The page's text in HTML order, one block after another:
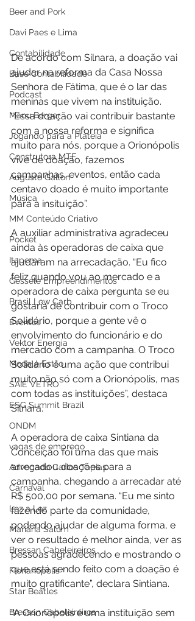
Beer and Pork
Davi Paes e Lima
Contabilidade
Base Contabilidade
Podcast
Manu Berger
Jogando para a Plateia
Construtora MTF
Augusto Gallon
Música
MM Conteúdo Criativo
Pocket
Itapema
Gessele Empreendimentos
Brasil Low Carb
Eventos
Vektor Energia
Moda e Estilo
SAIE VETRO
ESG Summit Brazil
ONDM
vagas de emprego
Advogado Carlos Tapias
Carnaval
Lez a Lez
Mariana Salum
Bressan Cabeleireiros
Florianópolis
Star Beatles
Bressan Cabeleireiros
De acordo com Silnara, a doação vai
ajudar na reforma da Casa Nossa
Senhora de Fátima, que é o lar das
meninas que vivem na instituição.
“Essa doação vai contribuir bastante
com a nossa reforma e significa
muito para nós, porque a Orionópolis
vive de doação, fazemos
campanhas, eventos, então cada
centavo doado é muito importante
para a insituição”.
A auxiliar administrativa agradeceu
ainda às operadoras de caixa que
ajudaram na arrecadação. “Eu fico
feliz quando vou ao mercado e a
operadora de caixa pergunta se eu
gostaria de contribuir com o Troco
Solidário, porque a gente vê o
envolvimento do funcionário e do
mercado com a campanha. O Troco
Solidário é uma ação que contribui
muito não só com a Orionópolis, mas
com todas as instituições”, destaca
Silnara.
A operadora de caixa Sintiana da
Conceição foi uma das que mais
arrecadou doações para a
campanha, chegando a arrecadar até
R$ 500,00 por semana. “Eu me sinto
fazendo parte da comunidade,
podendo ajudar de alguma forma, e
ver o resultado é melhor ainda, ver as
pessoas agradecendo e mostrando o
que está sendo feito com a doação é
muito gratificante”, declara Sintiana.
“A Orionópolis é uma instituição sem